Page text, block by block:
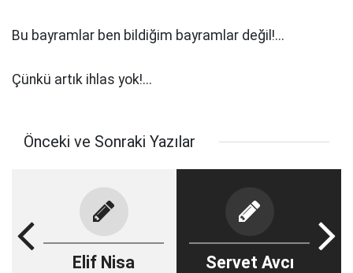
Bu bayramlar ben bildiğim bayramlar değil!...
Çünkü artık ihlas yok!...
Önceki ve Sonraki Yazılar
Elif Nisa Servet Avcı